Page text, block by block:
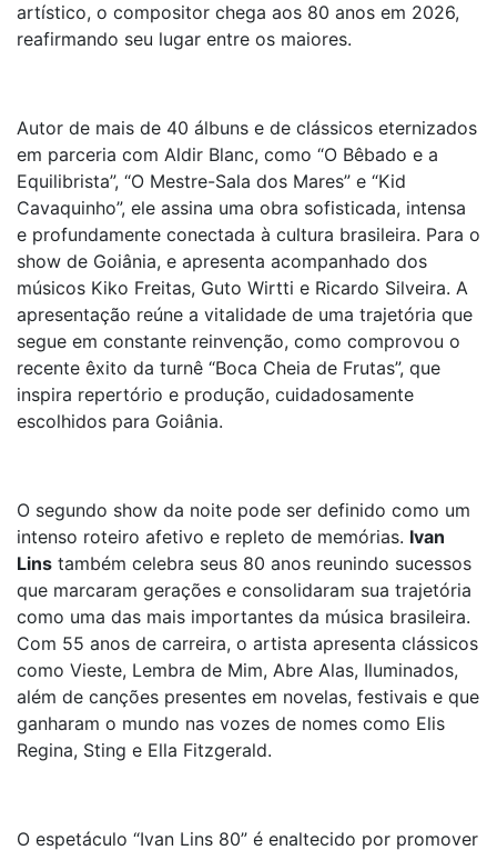
artístico, o compositor chega aos 80 anos em 2026,
reafirmando seu lugar entre os maiores.
Autor de mais de 40 álbuns e de clássicos eternizados
em parceria com Aldir Blanc, como “O Bêbado e a
Equilibrista”, “O Mestre-Sala dos Mares” e “Kid
Cavaquinho”, ele assina uma obra sofisticada, intensa
e profundamente conectada à cultura brasileira. Para o
show de Goiânia, e apresenta acompanhado dos
músicos Kiko Freitas, Guto Wirtti e Ricardo Silveira. A
apresentação reúne a vitalidade de uma trajetória que
segue em constante reinvenção, como comprovou o
recente êxito da turnê “Boca Cheia de Frutas”, que
inspira repertório e produção, cuidadosamente
escolhidos para Goiânia.
O segundo show da noite pode ser definido como um
intenso roteiro afetivo e repleto de memórias. Ivan
Lins também celebra seus 80 anos reunindo sucessos
que marcaram gerações e consolidaram sua trajetória
como uma das mais importantes da música brasileira.
Com 55 anos de carreira, o artista apresenta clássicos
como Vieste, Lembra de Mim, Abre Alas, Iluminados,
além de canções presentes em novelas, festivais e que
ganharam o mundo nas vozes de nomes como Elis
Regina, Sting e Ella Fitzgerald.
O espetáculo “Ivan Lins 80” é enaltecido por promover